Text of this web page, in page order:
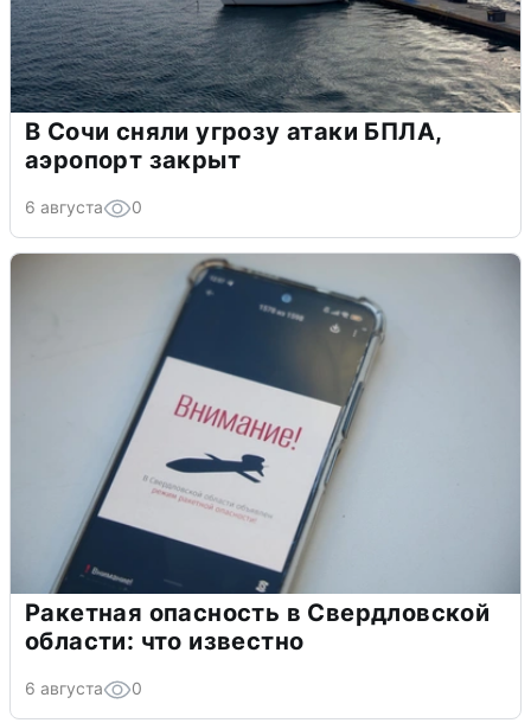
В Сочи сняли угрозу атаки БПЛА,
аэропорт закрыт
6 августа 0
Ракетная опасность в Свердловской
области: что известно
6 августа 0